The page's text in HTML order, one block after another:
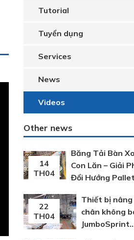
Tutorial
Tuyển dụng
Services
News
Videos
Other news
14
TH04
Băng Tải Bàn
Con Lăn – Giải
Đổi Hướng
Chuyền Sản
22
TH04
Thiết bị nâng
chân không
JumboSprint